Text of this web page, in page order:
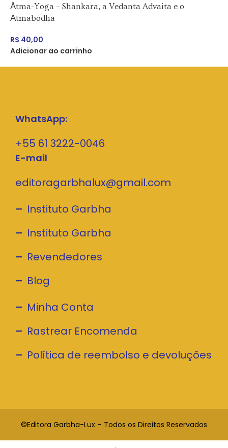
Ātma-Yoga – Shankara, a Vedanta Advaita e o
Ātmabodha
R$ 40,00
Adicionar ao carrinho
WhatsApp:
+55 61 3222-0046
E-mail
editoragarbhalux@gmail.com
Instituto Garbha
Instituto Garbha
Revendedores
Blog
Minha Conta
Rastrear Encomenda
Política de reembolso e devoluções
©Editora Garbha-Lux – Todos os Direitos Reservados